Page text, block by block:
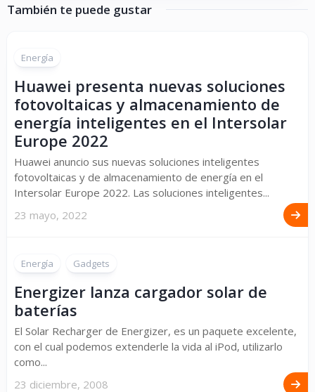
También te puede gustar
Energía
Huawei presenta nuevas soluciones
fotovoltaicas y almacenamiento de
energía inteligentes en el Intersolar
Europe 2022
Huawei anuncio sus nuevas soluciones inteligentes
fotovoltaicas y de almacenamiento de energía en el
Intersolar Europe 2022. Las soluciones inteligentes...
23 mayo, 2022
Energía Gadgets
Energizer lanza cargador solar de
baterías
El Solar Recharger de Energizer, es un paquete excelente,
con el cual podemos extenderle la vida al iPod, utilizarlo
como...
23 diciembre, 2008